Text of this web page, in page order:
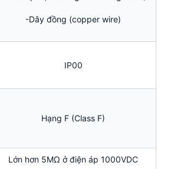
-Dây đồng (copper wire)
IP00
Hạng F (Class F)
Lớn hơn 5MΩ ở điện áp 1000VDC